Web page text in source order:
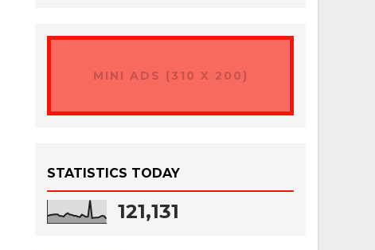
MINI ADS (310 X 200)
STATISTICS TODAY
121,131